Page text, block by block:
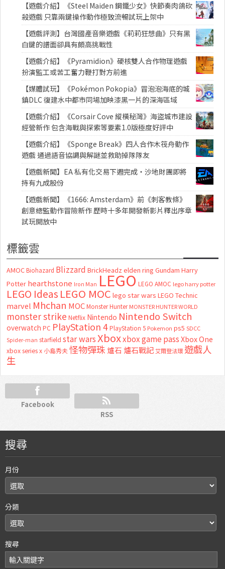
【遊戲介紹】《Steel Maiden 鋼鐵少女》快節奏肉鴿砍
殺遊戲 只靠兩鍵操作動作極致流暢試玩上架中
【遊戲評測】台灣國產音樂遊戲《莉莉狂想曲》只有黑
白鍵的譜面卻具有頗高挑戰性
【遊戲介紹】《Pyramidion》硬核雙人合作物理遊戲
扮演監工或苦工奮力鞭打對方前進
【媒體試玩】《Pokémon Pokopia》冒泡泡海底的城
鎮DLC 復建水中都市同場加映漆黑一片的深海區域
【遊戲介紹】《Corsair Cove 縱橫秘灣》海盜城市建設
經營新作 包含海戰與探索等要素1.0版極度好評中
【遊戲介紹】《Sponge Break》四人合作木筏舟動作
遊戲 通過語音協調與解謎並救助掉隊隊友
【遊戲新聞】EA 私有化交易下週完成・沙地財團即將
持有九成股份
【遊戲新聞】《1666: Amsterdam》前《刺客教條》
創意總監動作冒險新作 歷時十多年開發新影片釋出序章
試玩開放中
標籤雲
AMOC Biohazard Blizzard BrickHeadz elden ring Gundam Harry
Potter hearthstone Iron Man LEGO LEGO AMOC lego harry potter
LEGO Ideas LEGO MOC lego star wars LEGO Technic
marvel Mhchan MOC Monster Hunter MONSTER HUNTER WORLD
monster strike Netflix Nintendo Nintendo Switch
overwatch PC PlayStation 4 PlayStation 5 Pokemon ps5 SDCC
Spider-man starfield star warsXboxxbox game passXbox One
xbox series x 小島秀夫怪物彈珠 爐石 爐石戰記艾爾登法環 遊戲人
生
Facebook
RSS
搜尋
月份
分類
搜尋